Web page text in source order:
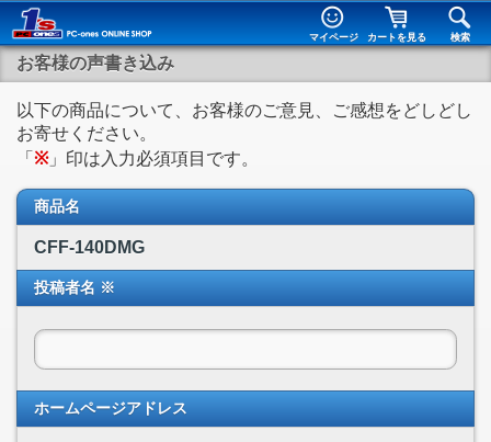
マイページ カートを見る 検索
お客様の声書き込み
以下の商品について、お客様のご意見、ご感想をどしどし
お寄せください。
「 ※」印は入力必須項目です。
商品名
CFF-140DMG
投稿者名 ※
ホームページアドレス